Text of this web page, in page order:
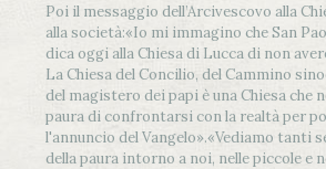
Poi il messaggio dell’Arcivescovo alla
alla società:«Io mi immagino che San
dica oggi alla Chiesa di Lucca di non
La Chiesa del Concilio, del Cammino
del magistero dei papi è una Chiesa che
paura di confrontarsi con la realtà per
l'annuncio del Vangelo».«Vediamo tanti
della paura intorno a noi, nelle piccole e